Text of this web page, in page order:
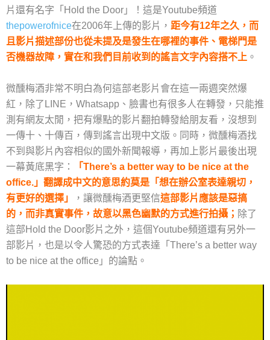
片還有名字「Hold the Door」！這是Youtube頻道
thepowerofnice在2006年上傳的影片， 距今有12年之久，而
且影片描述部份也從未提及是發生在哪裡的事件、電梯門是
否機器故障，實在和我們目前收到的謠言文字內容搭不上 。
微醺梅酒非常不明白為何這部老影片會在這一兩週突然爆
紅，除了LINE，Whatsapp、臉書也有很多人在轉發，只能推
測有網友太閒，把有爆點的影片翻拍轉發給朋友看，沒想到
一傳十、十傳百，傳到謠言出現中文版。同時，微醺梅酒找
不到與影片內容相似的國外新聞報導，再加上影片最後出現
一幕黃底黑字：
「There’s a better way to be nice at the
office.」翻譯成中文的意思約莫是「想在辦公室表達親切，
有更好的選擇」
，讓微醺梅酒更堅信這部影片應該是惡搞
的，而非真實事件，故意以黑色幽默的方式進行拍攝； 除了
這部Hold the Door影片之外，這個Youtube頻道還有另外一
部影片，也是以令人驚恐的方式表達「There’s a better way
to be nice at the office」的論點。